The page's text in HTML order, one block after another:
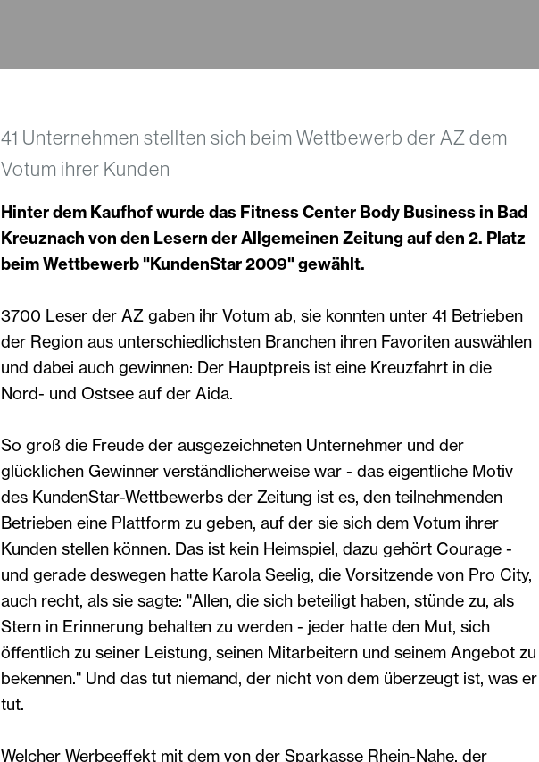
41 Unternehmen stellten sich beim Wettbewerb der AZ dem
Votum ihrer Kunden
Hinter dem Kaufhof wurde das Fitness Center Body Business in Bad
Kreuznach von den Lesern der Allgemeinen Zeitung auf den 2. Platz
beim Wettbewerb "KundenStar 2009" gewählt.
3700 Leser der AZ gaben ihr Votum ab, sie konnten unter 41 Betrieben
der Region aus unterschiedlichsten Branchen ihren Favoriten auswählen
und dabei auch gewinnen: Der Hauptpreis ist eine Kreuzfahrt in die
Nord- und Ostsee auf der Aida.
So groß die Freude der ausgezeichneten Unternehmer und der
glücklichen Gewinner verständlicherweise war - das eigentliche Motiv
des KundenStar-Wettbewerbs der Zeitung ist es, den teilnehmenden
Betrieben eine Plattform zu geben, auf der sie sich dem Votum ihrer
Kunden stellen können. Das ist kein Heimspiel, dazu gehört Courage -
und gerade deswegen hatte Karola Seelig, die Vorsitzende von Pro City,
auch recht, als sie sagte: "Allen, die sich beteiligt haben, stünde zu, als
Stern in Erinnerung behalten zu werden - jeder hatte den Mut, sich
öffentlich zu seiner Leistung, seinen Mitarbeitern und seinem Angebot zu
bekennen." Und das tut niemand, der nicht von dem überzeugt ist, was er
tut.
Welcher Werbeeffekt mit dem von der Sparkasse Rhein-Nahe, der